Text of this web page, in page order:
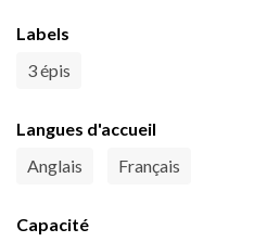
Labels
3 épis
Langues d'accueil
Anglais
Français
Capacité